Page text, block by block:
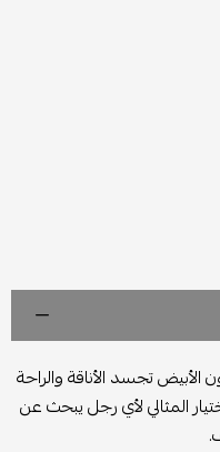
تجسد الأناقة والراحة
المثالي لأي رجل يبحث عن